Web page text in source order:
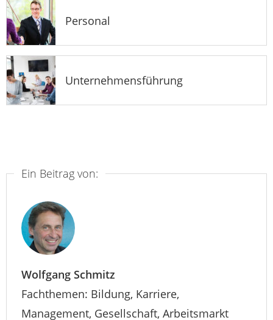
Personal
Unternehmensführung
Ein Beitrag von:
Wolfgang Schmitz
Fachthemen: Bildung, Karriere,
Management, Gesellschaft, Arbeitsmarkt